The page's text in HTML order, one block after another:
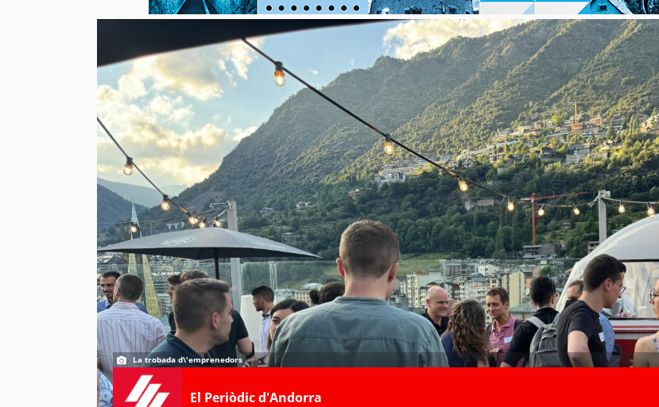
La trobada d\'emprenedors
El Periòdic d'Andorra